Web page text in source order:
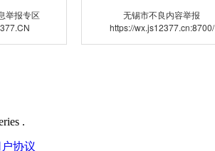
举报专区
无锡市不良内容举报
https://wx.js12377.cn:8700/
.
协议